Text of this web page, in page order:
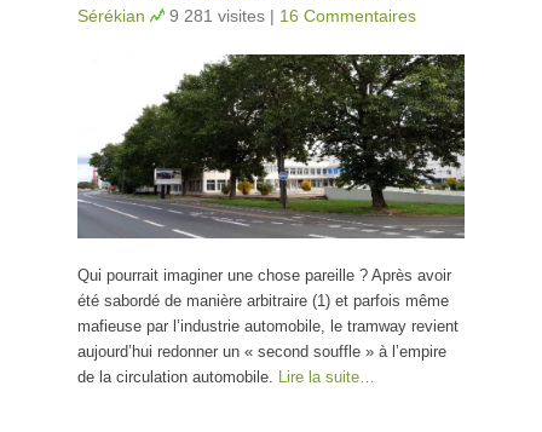
Sérékian
9 281 visites | 16 Commentaires
Qui pourrait imaginer une chose pareille ? Après avoir
été sabordé de manière arbitraire (1) et parfois même
mafieuse par l’industrie automobile, le tramway revient
aujourd’hui redonner un « second souffle » à l’empire
de la circulation automobile. Lire la suite…